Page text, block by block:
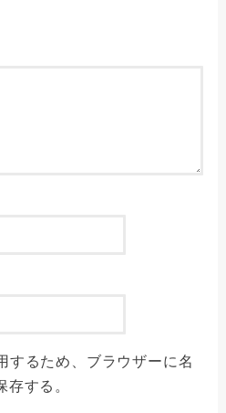
するため、ブラウザーに名
する。